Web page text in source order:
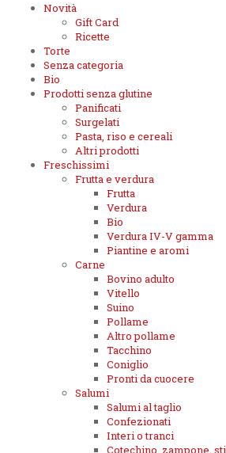
Novità
Gift Card
Ricette
Torte
Senza categoria
Bio
Prodotti senza glutine
Panificati
Surgelati
Pasta, riso e cereali
Altri prodotti
Freschissimi
Frutta e verdura
Frutta
Verdura
Bio
Verdura IV-V gamma
Piantine e aromi
Carne
Bovino adulto
Vitello
Suino
Pollame
Altro pollame
Tacchino
Coniglio
Pronti da cuocere
Salumi
Salumi al taglio
Confezionati
Interi o tranci
Cotechino, zampone,